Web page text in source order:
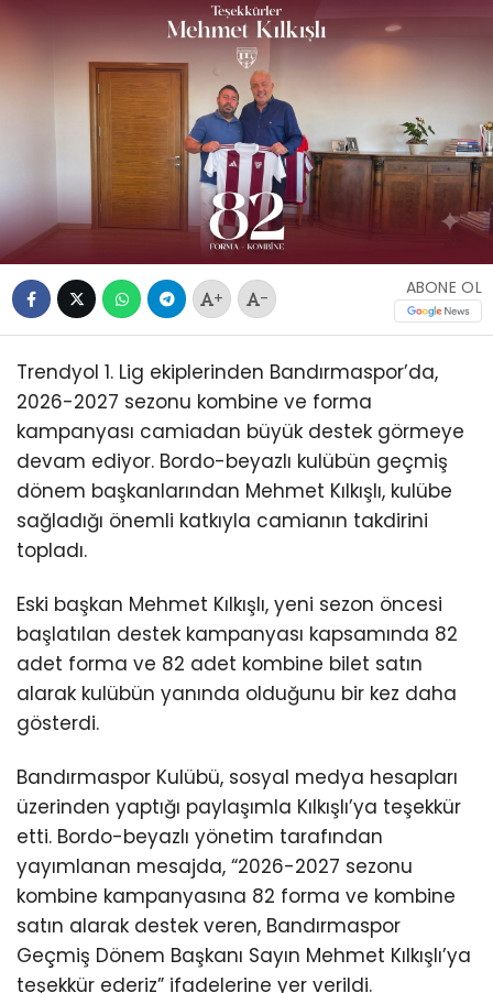
+ -
ABONE OL
Trendyol 1. Lig ekiplerinden Bandırmaspor’da,
2026-2027 sezonu kombine ve forma
kampanyası camiadan büyük destek görmeye
devam ediyor. Bordo-beyazlı kulübün geçmiş
dönem başkanlarından Mehmet Kılkışlı, kulübe
sağladığı önemli katkıyla camianın takdirini
topladı.
Eski başkan Mehmet Kılkışlı, yeni sezon öncesi
başlatılan destek kampanyası kapsamında 82
adet forma ve 82 adet kombine bilet satın
alarak kulübün yanında olduğunu bir kez daha
gösterdi.
Bandırmaspor Kulübü, sosyal medya hesapları
üzerinden yaptığı paylaşımla Kılkışlı’ya teşekkür
etti. Bordo-beyazlı yönetim tarafından
yayımlanan mesajda, “2026-2027 sezonu
kombine kampanyasına 82 forma ve kombine
satın alarak destek veren, Bandırmaspor
Geçmiş Dönem Başkanı Sayın Mehmet Kılkışlı’ya
teşekkür ederiz” ifadelerine yer verildi.